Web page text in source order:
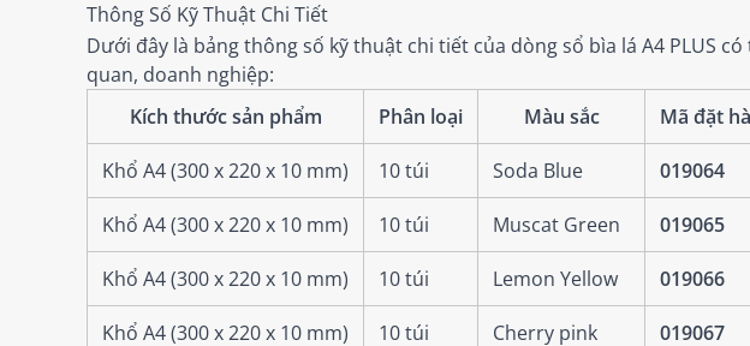
Thông Số Kỹ Thuật Chi Tiết
Dưới đây là bảng thông số kỹ thuật chi tiết của dòng sổ bìa lá A4 PLUS
quan, doanh nghiệp:
Kích thước sản phẩm
Phân loại Màu sắc Mã đặt
Khổ A4 (300 x 220 x 10 mm) 10 túi Soda Blue 019064
Khổ A4 (300 x 220 x 10 mm) 10 túi Muscat Green 019065
Khổ A4 (300 x 220 x 10 mm) 10 túi Lemon Yellow 019066
Khổ A4 (300 x 220 x 10 mm) 10 túi Cherry pink 019067